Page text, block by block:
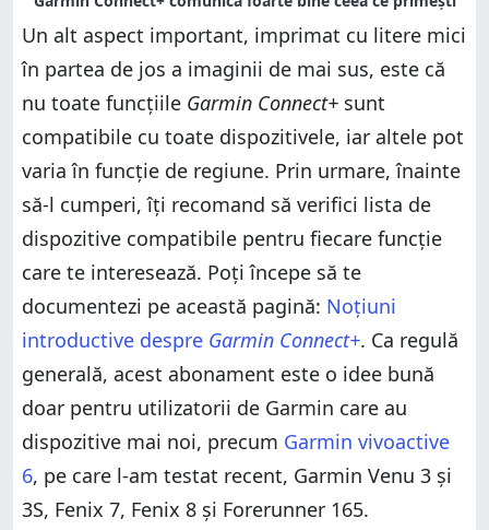
Un alt aspect important, imprimat cu litere mici
în partea de jos a imaginii de mai sus, este că
nu toate funcțiile Garmin Connect+ sunt
compatibile cu toate dispozitivele, iar altele pot
varia în funcție de regiune. Prin urmare, înainte
să-l cumperi, îți recomand să verifici lista de
dispozitive compatibile pentru fiecare funcție
care te interesează. Poți începe să te
documentezi pe această pagină: Noțiuni
introductive despre Garmin Connect+. Ca regulă
generală, acest abonament este o idee bună
doar pentru utilizatorii de Garmin care au
dispozitive mai noi, precum Garmin vivoactive
6, pe care l-am testat recent, Garmin Venu 3 și
3S, Fenix 7, Fenix 8 și Forerunner 165.